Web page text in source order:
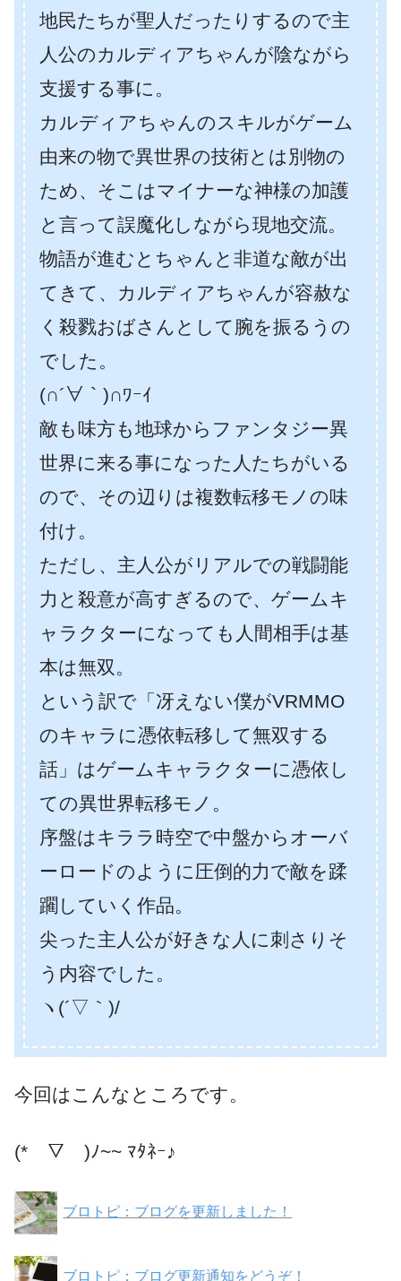
地民たちが聖人だったりするので主
人公のカルディアちゃんが陰ながら
支援する事に。
カルディアちゃんのスキルがゲーム
由来の物で異世界の技術とは別物の
ため、そこはマイナーな神様の加護
と言って誤魔化しながら現地交流。
物語が進むとちゃんと非道な敵が出
てきて、カルディアちゃんが容赦な
く殺戮おばさんとして腕を振るうの
でした。
(∩´∀｀)∩ﾜｰｲ
敵も味方も地球からファンタジー異
世界に来る事になった人たちがいる
ので、その辺りは複数転移モノの味
付け。
ただし、主人公がリアルでの戦闘能
力と殺意が高すぎるので、ゲームキ
ャラクターになっても人間相手は基
本は無双。
という訳で「冴えない僕がVRMMO
のキャラに憑依転移して無双する
話」はゲームキャラクターに憑依し
ての異世界転移モノ。
序盤はキララ時空で中盤からオーバ
ーロードのように圧倒的力で敵を蹂
躙していく作品。
尖った主人公が好きな人に刺さりそ
う内容でした。
ヽ(´▽｀)/
今回はこんなところです。
(*￣▽￣)ﾉ~~ ﾏﾀﾈｰ♪
ブロトピ：ブログを更新しました！
ブロトピ：ブログ更新通知をどうぞ！